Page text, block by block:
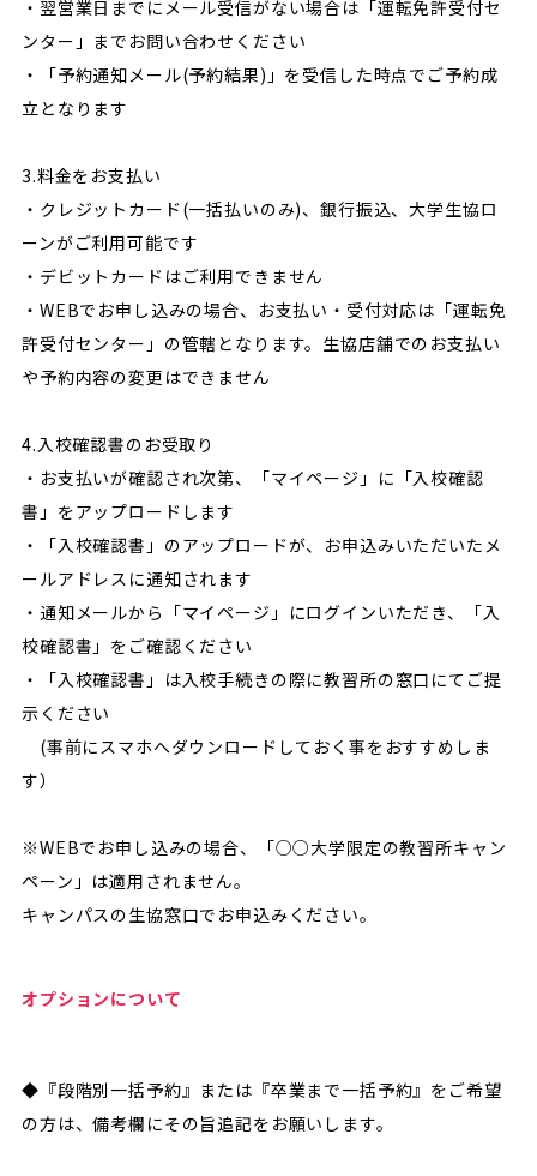
・翌営業日までにメール受信がない場合は「運転免許受付セ
ンター」までお問い合わせください
・「予約通知メール(予約結果)」を受信した時点でご予約成
立となります
3.料金をお支払い
・クレジットカード(一括払いのみ)、銀行振込、大学生協ロ
ーンがご利用可能です
・デビットカードはご利用できません
・WEBでお申し込みの場合、お支払い・受付対応は「運転免
許受付センター」の管轄となります。生協店舗でのお支払い
や予約内容の変更はできません
4.入校確認書のお受取り
・お支払いが確認され次第、「マイページ」に「入校確認
書」をアップロードします
・「入校確認書」のアップロードが、お申込みいただいたメ
ールアドレスに通知されます
・通知メールから「マイページ」にログインいただき、「入
校確認書」をご確認ください
・「入校確認書」は入校手続きの際に教習所の窓口にてご提
示ください
(事前にスマホへダウンロードしておく事をおすすめしま
す）
※WEBでお申し込みの場合、「○○大学限定の教習所キャン
ペーン」は適用されません。
キャンパスの生協窓口でお申込みください。
オプションについて
◆『段階別一括予約』または『卒業まで一括予約』をご希望
の方は、備考欄にその旨追記をお願いします。